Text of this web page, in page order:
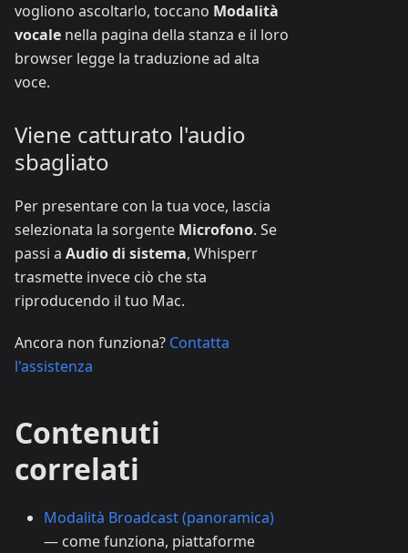
vogliono ascoltarlo, toccano Modalità
vocale nella pagina della stanza e il loro
browser legge la traduzione ad alta
voce.
Viene catturato l'audio
sbagliato
Per presentare con la tua voce, lascia
selezionata la sorgente Microfono. Se
passi a Audio di sistema, Whisperr
trasmette invece ciò che sta
riproducendo il tuo Mac.
Ancora non funziona? Contatta
l'assistenza
Contenuti
correlati
Modalità Broadcast (panoramica)
— come funziona, piattaforme